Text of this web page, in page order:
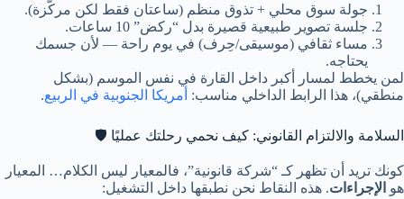
جولة سوق محلي + تذوق منظم (ساعتان فقط لكن مركّزة).
جلسة تصوير طبيعية قصيرة بدل “ركض” 10 ساعات.
مساء ثقافي (موسيقى/حِرف) في يوم راحة — لأن جسمك
يحتاجه.
لمن يخطط لمسار أكبر داخل القارة في نفس الموسم (بشكل
منطقي)، هذا الرابط الداخلي مناسب: أمريكا الجنوبية في الربيع.
السلامة والالتزام القانوني: كيف نحمي رحلتك عمليًا 🛡️
كونك تريد أن تظهر كـ “شركة قانونية”، فالمعيار ليس الكلام… المعيار
هو الإجراءات. هذه النقاط نحن نطبقها داخل التشغيل: